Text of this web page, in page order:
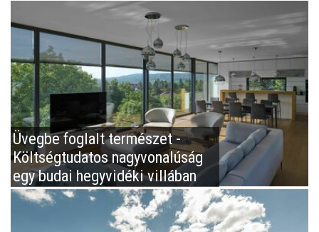
Üvegbe foglalt természet -
Költségtudatos nagyvonalúság
egy budai hegyvidéki villában